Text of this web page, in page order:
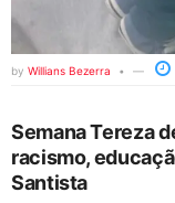
by Willians Bezerra
Semana Tereza
racismo,
Santista